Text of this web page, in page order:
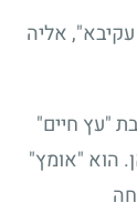
עקיבא", אליה
"עץ חיים"
הוא "אומץ"